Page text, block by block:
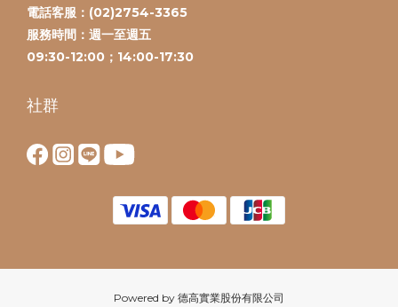
電話客服：(02)2754-3365
服務時間： 週一至週五
09:30-12:00；14:00-17:30
社群
Powered by 德高實業股份有限公司